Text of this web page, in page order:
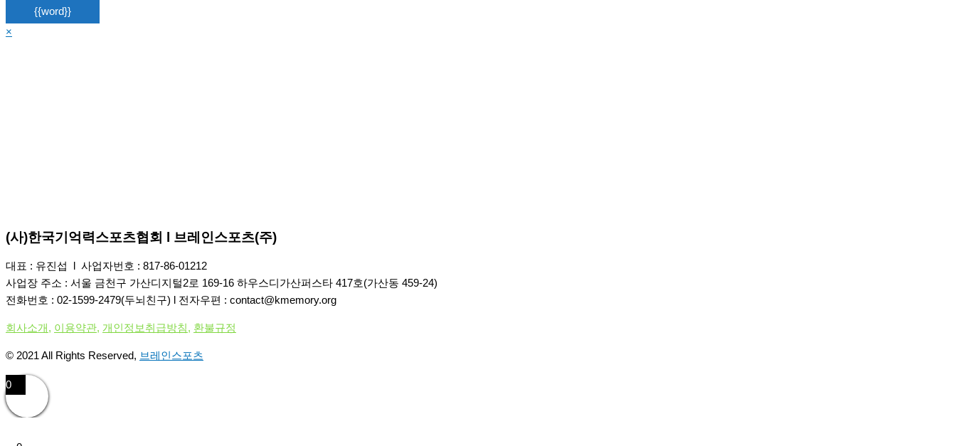
{{word}}
×
(사)한국기억력스포츠협회 l 브레인스포츠(주)
대표 : 유진섭 l 사업자번호 : 817-86-01212
사업장 주소 : 서울 금천구 가산디지털2로 169-16 하우스디가산퍼스타 417호(가산동 459-24)
전화번호 : 02-1599-2479(두뇌친구) l 전자우편 : contact@kmemory.org
회사소개, 이용약관, 개인정보취급방침, 환불규정
© 2021 All Rights Reserved, 브레인스포츠
0